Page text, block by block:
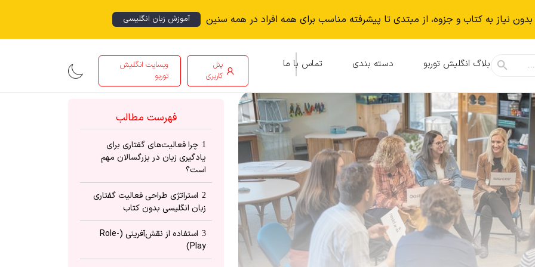
نياز به كتاب و جزوه، از مبتدی تا پیشرفته مناسب برای همه افراد در همه سنین آموزش زبان انگلیسی
بلاگ انگلیش توربو دسته بندی تماس با ما
پنل
کاربری
وبسایت انگلیش
توربو
فهرست مطالب
1 چرا فعالیت‌های گفتاری برای
یادگیری زبان در بزرگسالان مهم
است؟
2 استراتژی‌ طراحی فعالیت‌ گفتاری
زبان انگلیسی بدون کتاب
3
استفاده از نقش‌آفرینی (Role-
Play)